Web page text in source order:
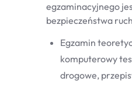
egzaminacyjnego
bezpieczeństwa
Egzamin
komputerowy
drogowe,